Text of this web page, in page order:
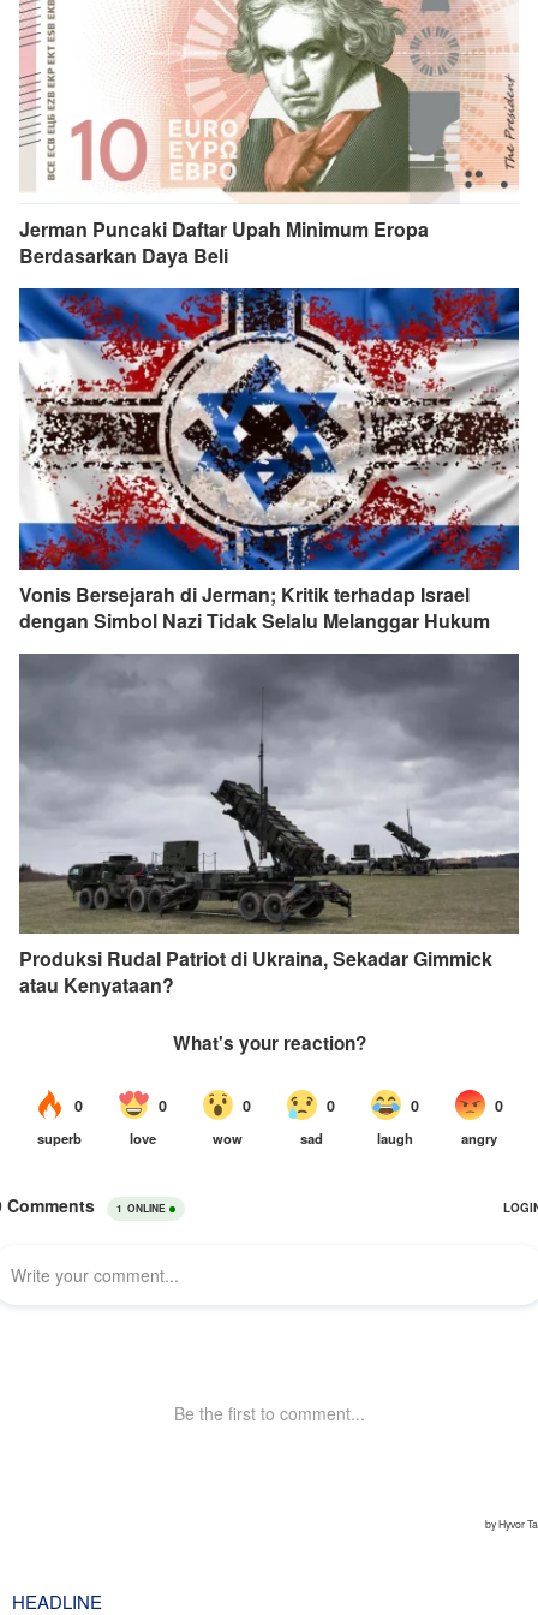
Jerman Puncaki Daftar Upah Minimum Eropa
Berdasarkan Daya Beli
Vonis Bersejarah di Jerman; Kritik terhadap Israel
dengan Simbol Nazi Tidak Selalu Melanggar Hukum
Produksi Rudal Patriot di Ukraina, Sekadar Gimmick
atau Kenyataan?
HEADLINE